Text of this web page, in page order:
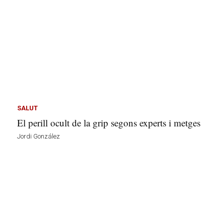
SALUT
El perill ocult de la grip segons experts i metges
Jordi González